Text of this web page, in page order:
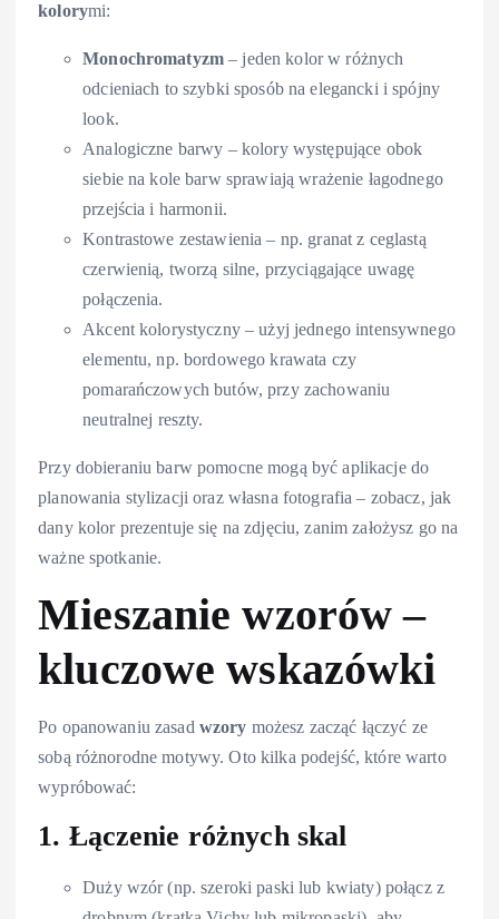
kolorymi:
Monochromatyzm – jeden kolor w różnych
odcieniach to szybki sposób na elegancki i spójny
look.
Analogiczne barwy – kolory występujące obok
siebie na kole barw sprawiają wrażenie łagodnego
przejścia i harmonii.
Kontrastowe zestawienia – np. granat z ceglastą
czerwienią, tworzą silne, przyciągające uwagę
połączenia.
Akcent kolorystyczny – użyj jednego intensywnego
elementu, np. bordowego krawata czy
pomarańczowych butów, przy zachowaniu
neutralnej reszty.
Przy dobieraniu barw pomocne mogą być aplikacje do
planowania stylizacji oraz własna fotografia – zobacz, jak
dany kolor prezentuje się na zdjęciu, zanim założysz go na
ważne spotkanie.
Mieszanie wzorów –
kluczowe wskazówki
Po opanowaniu zasad wzory możesz zacząć łączyć ze
sobą różnorodne motywy. Oto kilka podejść, które warto
wypróbować:
1. Łączenie różnych skal
Duży wzór (np. szeroki paski lub kwiaty) połącz z